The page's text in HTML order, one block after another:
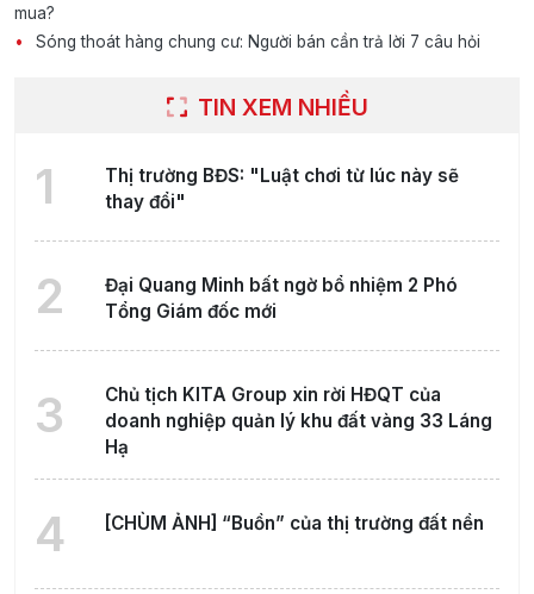
mua?
Sóng thoát hàng chung cư: Người bán cần trả lời 7 câu hỏi
TIN XEM NHIỀU
1
Thị trường BĐS: "Luật chơi từ lúc này sẽ
thay đổi"
2
Đại Quang Minh bất ngờ bổ nhiệm 2 Phó
Tổng Giám đốc mới
3
Chủ tịch KITA Group xin rời HĐQT của
doanh nghiệp quản lý khu đất vàng 33 Láng
Hạ
4 [CHÙM ẢNH] “Buồn” của thị trường đất nền